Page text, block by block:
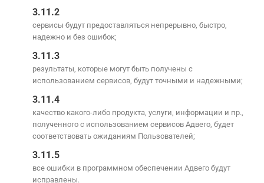
3.11.2
сервисы будут предоставляться непрерывно, быстро,
надежно и без ошибок;
3.11.3
результаты, которые могут быть получены с
использованием сервисов, будут точными и надежными;
3.11.4
качество какого-либо продукта, услуги, информации и пр.,
полученного с использованием сервисов Адвего, будет
соответствовать ожиданиям Пользователей;
3.11.5
все ошибки в программном обеспечении Адвего будут
исправлены.